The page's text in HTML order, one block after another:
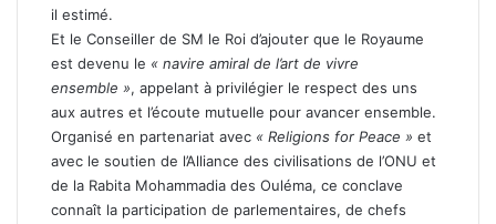
il estimé.
Et le Conseiller de SM le Roi d’ajouter que le Royaume
est devenu le « navire amiral de l’art de vivre
ensemble », appelant à privilégier le respect des uns
aux autres et l’écoute mutuelle pour avancer ensemble.
Organisé en partenariat avec « Religions for Peace » et
avec le soutien de l’Alliance des civilisations de l’ONU et
de la Rabita Mohammadia des Ouléma, ce conclave
connaît la participation de parlementaires, de chefs